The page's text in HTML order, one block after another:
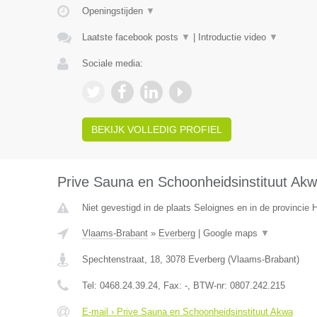
Openingstijden ▼
Laatste facebook posts ▼ Introductie video ▼
Sociale media:
BEKIJK VOLLEDIG PROFIEL
Prive Sauna en Schoonheidsinstituut
Niet gevestigd in de plaats Seloignes en in de provincie
Vlaams-Brabant» Everberg| Google maps ▼
Spechtenstraat, 18, 3078 Everberg(Vlaams-Brabant)
Tel: 0468.24.39.24, Fax: -, BTW-nr: 0807.242.215
E-mail › Prive Sauna en Schoonheidsinstituut Akwa